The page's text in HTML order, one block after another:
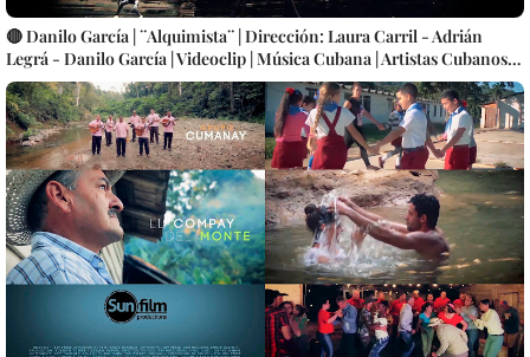
🔴 Danilo García | ¨Alquimista¨ | Dirección: Laura Carril - Adrián
Legrá - Danilo García | Videoclip | Música Cubana | Artistas Cubanos |
Instrumental | CUBA